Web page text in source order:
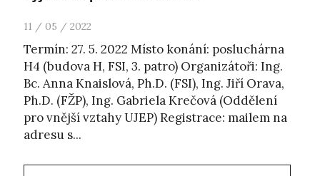
11 / 05 / 2022
Termín: 27. 5. 2022 Místo konání: posluchárna
H4 (budova H, FSI, 3. patro) Organizátoři: Ing.
Bc. Anna Knaislová, Ph.D. (FSI), Ing. Jiří Orava,
Ph.D. (FŽP), Ing. Gabriela Krečová (Oddělení
pro vnější vztahy UJEP) Registrace: mailem na
adresu s...